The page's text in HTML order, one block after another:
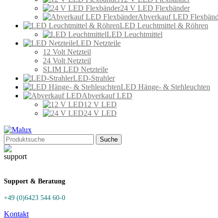
24 V LED Flexbänder
Abverkauf LED
LED Leuchtmittel & Röhren
LED Leuchtmittel
LED Netzteile
12 Volt Netzteil
24 Volt Netzteil
SLIM LED Netzteile
LED-Strahler
LED Hänge- & Stehleuchten
Abverkauf LED
12 V LED
24 V LED
Suche
Support & Beratung
+49 (0)6423 544 60-0
Kontakt